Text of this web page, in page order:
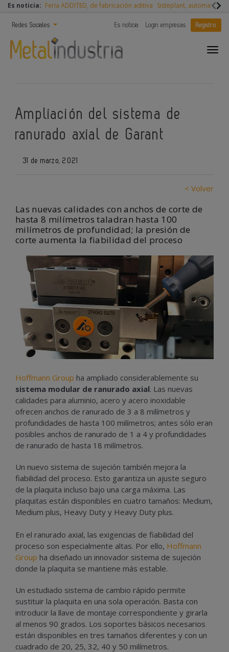
Es noticia: Feria ADDITED, de fabricación aditiva Sisteplant,
Redes Sociales Es noticia Login empresas Registro
Ampliación del sistema de
ranurado axial de Garant
31 de marzo, 2021
< Volver
Las nuevas calidades con anchos de corte de
hasta 8 milímetros taladran hasta 100
milímetros de profundidad; la presión de
corte aumenta la fiabilidad del proceso
Hoffmann Group ha ampliado considerablemente su
sistema modular de ranurado axial. Las nuevas
calidades para aluminio, acero y acero inoxidable
ofrecen anchos de ranurado de 3 a 8 milímetros y
profundidades de hasta 100 milímetros; antes sólo eran
posibles anchos de ranurado de 1 a 4 y profundidades
de ranurado de hasta 18 milímetros.
Un nuevo sistema de sujeción también mejora la
fiabilidad del proceso. Esto garantiza un ajuste seguro
de la plaquita incluso bajo una carga máxima. Las
plaquitas están disponibles en cuatro tamaños: Medium,
Medium plus, Heavy Duty y Heavy Duty plus.
En el ranurado axial, las exigencias de fiabilidad del
proceso son especialmente altas. Por ello, Hoffmann
Group ha diseñado un innovador sistema de sujeción
donde la plaquita se mantiene más estable.
Un estudiado sistema de cambio rápido permite
sustituir la plaquita en una sola operación. Basta con
introducir la llave de montaje correspondiente y girarla
al menos 90 grados. Los soportes básicos necesarios
están disponibles en tres tamaños diferentes y con un
cuadrado de 20, 25, 32, 40 y 50 milímetros.